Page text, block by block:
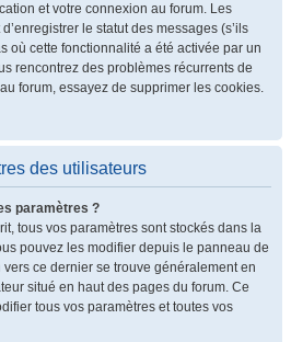
et votre connexion au forum. Les
le statut des messages (s’ils
où cette fonctionnalité a été activée par un
rencontrez des problèmes récurrents de
forum, essayez de supprimer les cookies.
des utilisateurs
paramètres ?
tous vos paramètres sont stockés dans la
pouvez les modifier depuis le panneau de
ce dernier se trouve généralement en
situé en haut des pages du forum. Ce
tous vos paramètres et toutes vos